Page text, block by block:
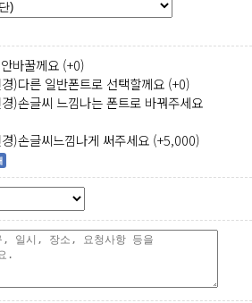
바꿀께요 (+0)
)다른 일반폰트로 선택할께요 (+0)
)손글씨 느낌나는 폰트로 바꿔주세요
)손글씨느낌나게 써주세요 (+5,000)